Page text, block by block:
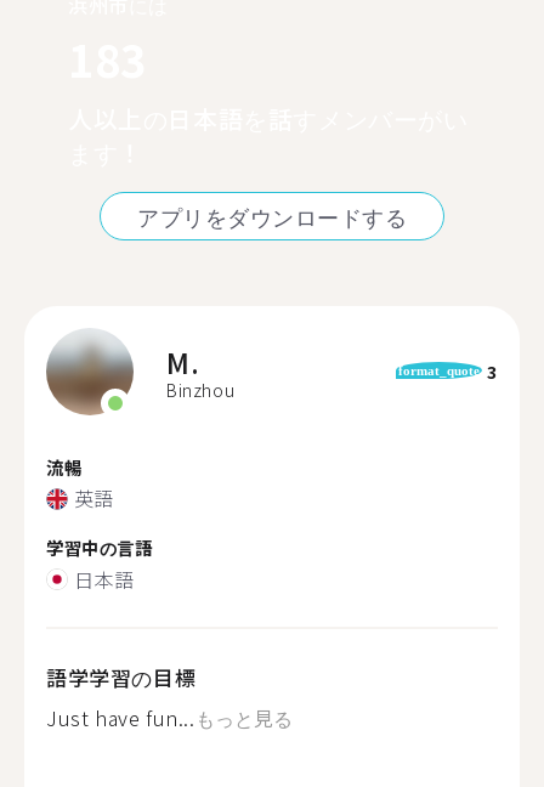
アプリをダウンロードする
M.
Binzhou
format_quote 3
流暢
英語
学習中の言語
日本語
語学学習の目標
Just have fun... もっと見る